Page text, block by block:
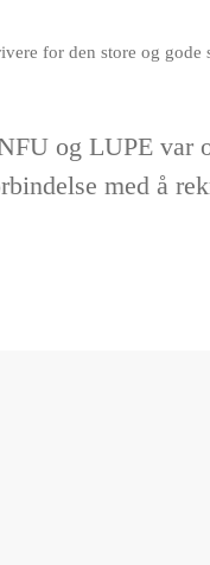
for den store og
og LUPE var
med å